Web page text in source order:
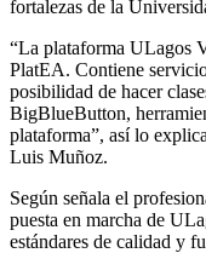
fortalezas de la
“La plataforma ULagos
PlatEA. Contiene
posibilidad de hacer
BigBlueButton,
plataforma”, así lo
Luis Muñoz.
Según señala el
puesta en marcha de
estándares de calidad y